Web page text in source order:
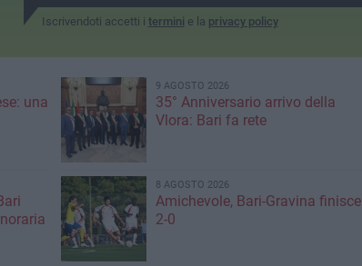
Iscrivendoti accetti i termini e la privacy policy
una
9 AGOSTO 2026
35° Anniversario arrivo della
Vlora: Bari fa rete
8 AGOSTO 2026
Amichevole, Bari-Gravina finisce
2-0